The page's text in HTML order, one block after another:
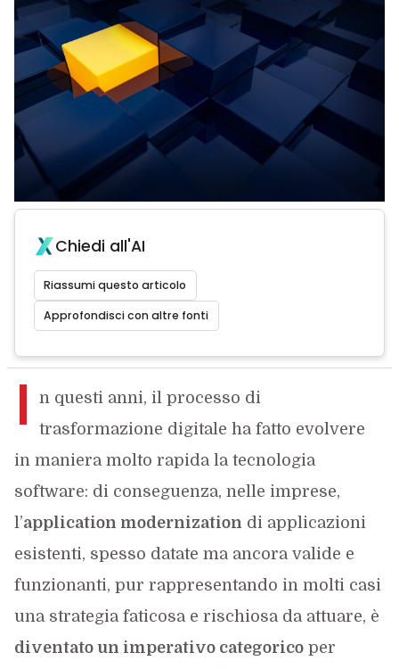
Chiedi all'AI
Riassumi questo articolo
Approfondisci con altre fonti
I
n questi anni, il processo di
trasformazione digitale ha fatto evolvere
in maniera molto rapida la tecnologia
software: di conseguenza, nelle imprese,
l’application modernization di applicazioni
esistenti, spesso datate ma ancora valide e
funzionanti, pur rappresentando in molti casi
una strategia faticosa e rischiosa da attuare, è
diventato un imperativo categoricoper